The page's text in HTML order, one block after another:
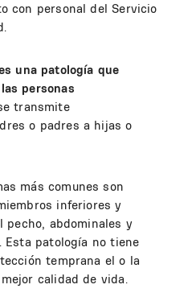
con personal del Servicio
una patología que
personas
transmite
o padres a hijas o
más comunes son
inferiores y
pecho, abdominales y
Esta patología no tiene
temprana el o la
calidad de vida.